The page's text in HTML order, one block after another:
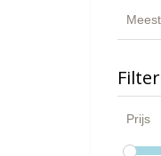
Prijs